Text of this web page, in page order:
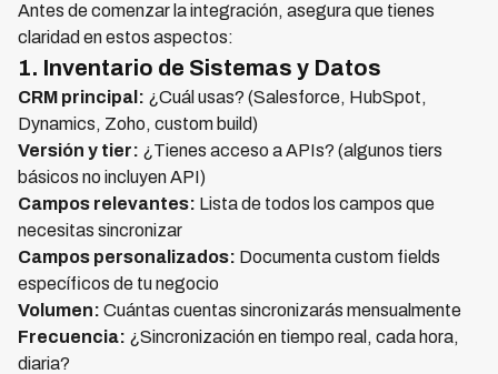
Antes de comenzar la integración, asegura que tienes
claridad en estos aspectos:
1. Inventario de Sistemas y Datos
CRM principal: ¿Cuál usas? (Salesforce, HubSpot,
Dynamics, Zoho, custom build)
Versión y tier: ¿Tienes acceso a APIs? (algunos tiers
básicos no incluyen API)
Campos relevantes: Lista de todos los campos que
necesitas sincronizar
Campos personalizados: Documenta custom fields
específicos de tu negocio
Volumen: Cuántas cuentas sincronizarás mensualmente
Frecuencia: ¿Sincronización en tiempo real, cada hora,
diaria?